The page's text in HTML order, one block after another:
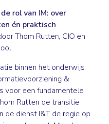
rol van IM: over
én praktisch
Thom Rutten, CIO en
binnen het onderwijs
&
voor een fundamentele
Rutten de transitie
de dienst I&T de regie op